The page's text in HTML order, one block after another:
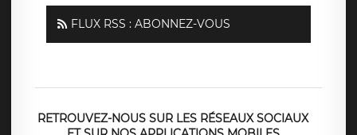
FLUX RSS : ABONNEZ-VOUS
RETROUVEZ-NOUS SUR LES RÉSEAUX SOCIAUX